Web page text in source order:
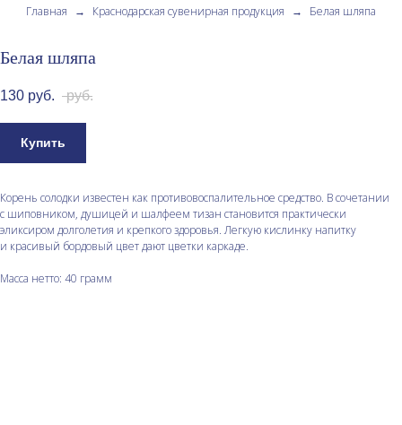
Главная → Краснодарская сувенирная продукция → Белая шляпа
Белая шляпа
130 руб. руб.
Купить
Корень солодки известен как противовоспалительное средство. В сочетании
с шиповником, душицей и шалфеем тизан становится практически
эликсиром долголетия и крепкого здоровья. Легкую кислинку напитку
и красивый бордовый цвет дают цветки каркаде.
Масса нетто: 40 грамм